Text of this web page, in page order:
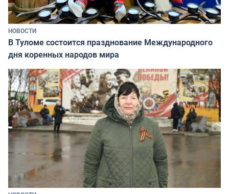
НОВОСТИ
В Туломе состоится празднование Международного
дня коренных народов мира